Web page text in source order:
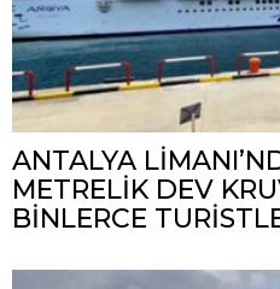
ANTALYA
METRELİK DEV
BİNLERCE